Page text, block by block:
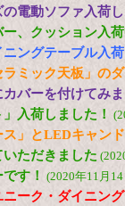
電動ソファ入荷
、クッション入
ニングテーブル入
ミック天板」の
バーを付けてみ
入荷しました！
」とLEDキャン
ただきました
す！ (2020年11月
ーク・ダイニン